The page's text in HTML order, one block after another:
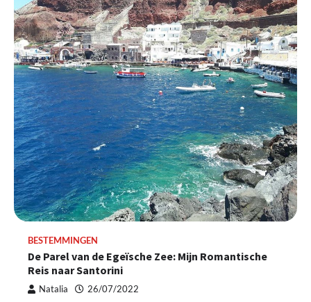
BESTEMMINGEN
De Parel van de Egeïsche Zee: Mijn Romantische
Reis naar Santorini
Natalia 26/07/2022